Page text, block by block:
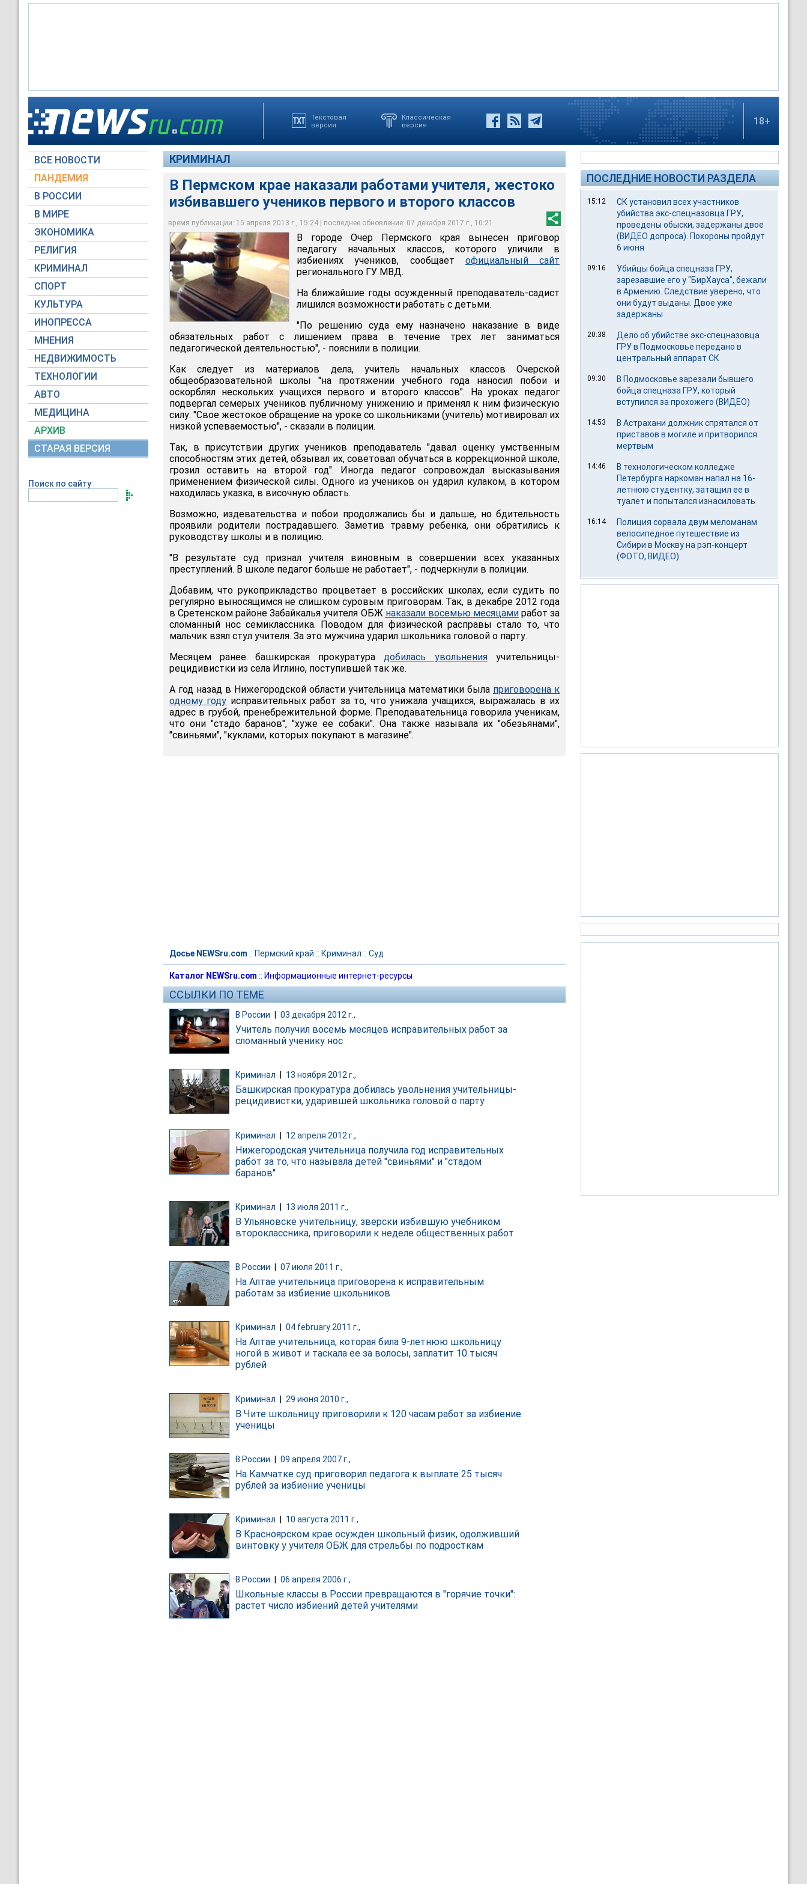
Текстовая
версия
Классическая
версия
18+
ВСЕ НОВОСТИ
ПАНДЕМИЯ
В РОССИИ
В МИРЕ
ЭКОНОМИКА
РЕЛИГИЯ
КРИМИНАЛ
СПОРТ
КУЛЬТУРА
ИНОПРЕССА
МНЕНИЯ
НЕДВИЖИМОСТЬ
ТЕХНОЛОГИИ
АВТО
МЕДИЦИНА
АРХИВ
СТАРАЯ ВЕРСИЯ
Поиск по сайту
КРИМИНАЛ
В Пермском крае наказали работами учителя, жестоко
избивавшего учеников первого и второго классов
время публикации: 15 апреля 2013 г., 15:24 | последнее обновление: 07 декабря 2017 г., 10:21
В Пермском крае наказали работами учителя, жестоко избивавшего учеников
первого и второго классов
Архив NEWSru.com
В городе Очер Пермского края вынесен приговор
педагогу начальных классов, которого уличили в
избиениях учеников, сообщает официальный сайт
регионального ГУ МВД.
На ближайшие годы осужденный преподаватель-садист
лишился возможности работать с детьми.
"По решению суда ему назначено наказание в виде
обязательных работ с лишением права в течение трех лет заниматься
педагогической деятельностью", - пояснили в полиции.
Как следует из материалов дела, учитель начальных классов Очерской
общеобразовательной школы "на протяжении учебного года наносил побои и
оскорблял нескольких учащихся первого и второго классов". На уроках педагог
подвергал семерых учеников публичному унижению и применял к ним физическую
силу. "Свое жестокое обращение на уроке со школьниками (учитель) мотивировал их
низкой успеваемостью", - сказали в полиции.
Так, в присутствии других учеников преподаватель "давал оценку умственным
способностям этих детей, обзывал их, советовал обучаться в коррекционной школе,
грозил оставить на второй год". Иногда педагог сопровождал высказывания
применением физической силы. Одного из учеников он ударил кулаком, в котором
находилась указка, в височную область.
Возможно, издевательства и побои продолжались бы и дальше, но бдительность
проявили родители пострадавшего. Заметив травму ребенка, они обратились к
руководству школы и в полицию.
"В результате суд признал учителя виновным в совершении всех указанных
преступлений. В школе педагог больше не работает", - подчеркнули в полиции.
Добавим, что рукоприкладство процветает в российских школах, если судить по
регулярно выносящимся не слишком суровым приговорам. Так, в декабре 2012 года
в Сретенском районе Забайкалья учителя ОБЖ наказали восемью месяцамиработ за
сломанный нос семиклассника. Поводом для физической расправы стало то, что
мальчик взял стул учителя. За это мужчина ударил школьника головой о парту.
Месяцем ранее башкирская прокуратурадобилась увольненияучительницы-
рецидивистки из села Иглино, поступившей так же.
А год назад в Нижегородской области учительница математики была приговорена к
одному году исправительных работ за то, что унижала учащихся, выражалась в их
адрес в грубой, пренебрежительной форме. Преподавательница говорила ученикам,
что они "стадо баранов", "хуже ее собаки". Она также называла их "обезьянами",
"свиньями", "куклами, которых покупают в магазине".
Досье NEWSru.com :: Пермский край :: Криминал :: Суд
Каталог NEWSru.com :: Информационные интернет-ресурсы
ССЫЛКИ ПО ТЕМЕ
В России 03 декабря 2012 г.,
Учитель получил восемь месяцев исправительных работ за
сломанный ученику нос
Криминал 13 ноября 2012 г.,
Башкирская прокуратура добилась увольнения учительницы-
рецидивистки, ударившей школьника головой о парту
Криминал | 12 апреля 2012 г.,
Нижегородская учительница получила год исправительных
работ за то, что называла детей "свиньями" и "стадом
баранов"
Криминал 13 июля 2011 г.,
В Ульяновске учительницу, зверски избившую учебником
второклассника, приговорили к неделе общественных работ
В России 07 июля 2011 г.,
На Алтае учительница приговорена к исправительным
работам за избиение школьников
Криминал 04 february 2011 г.,
На Алтае учительница, которая била 9-летнюю школьницу
ногой в живот и таскала ее за волосы, заплатит 10 тысяч
рублей
Криминал | 29 июня 2010 г.,
В Чите школьницу приговорили к 120 часам работ за избиение
ученицы
В России 09 апреля 2007 г.,
На Камчатке суд приговорил педагога к выплате 25 тысяч
рублей за избиение ученицы
Криминал 10 августа 2011 г.,
В Красноярском крае осужден школьный физик, одолживший
винтовку у учителя ОБЖ для стрельбы по подросткам
В России 06 апреля 2006 г.,
Школьные классы в России превращаются в "горячие точки":
растет число избиений детей учителями
ПОСЛЕДНИЕ НОВОСТИ РАЗДЕЛА
15:12
СК установил всех участников
убийства экс-спецназовца ГРУ,
проведены обыски, задержаны двое
(ВИДЕО допроса). Похороны пройдут
6 июня
09:16
Убийцы бойца спецназа ГРУ,
зарезавшие его у "БирХауса", бежали
в Армению. Следствие уверено, что
они будут выданы. Двое уже
задержаны
20:38
Дело об убийстве экс-спецназовца
ГРУ в Подмосковье передано в
центральный аппарат СК
09:30
В Подмосковье зарезали бывшего
бойца спецназа ГРУ, который
вступился за прохожего (ВИДЕО)
14:53
В Астрахани должник спрятался от
приставов в могиле и притворился
мертвым
14:46
В технологическом колледже
Петербурга наркоман напал на 16-
летнюю студентку, затащил ее в
туалет и попытался изнасиловать
16:14
Полиция сорвала двум меломанам
велосипедное путешествие из
Сибири в Москву на рэп-концерт
(ФОТО, ВИДЕО)